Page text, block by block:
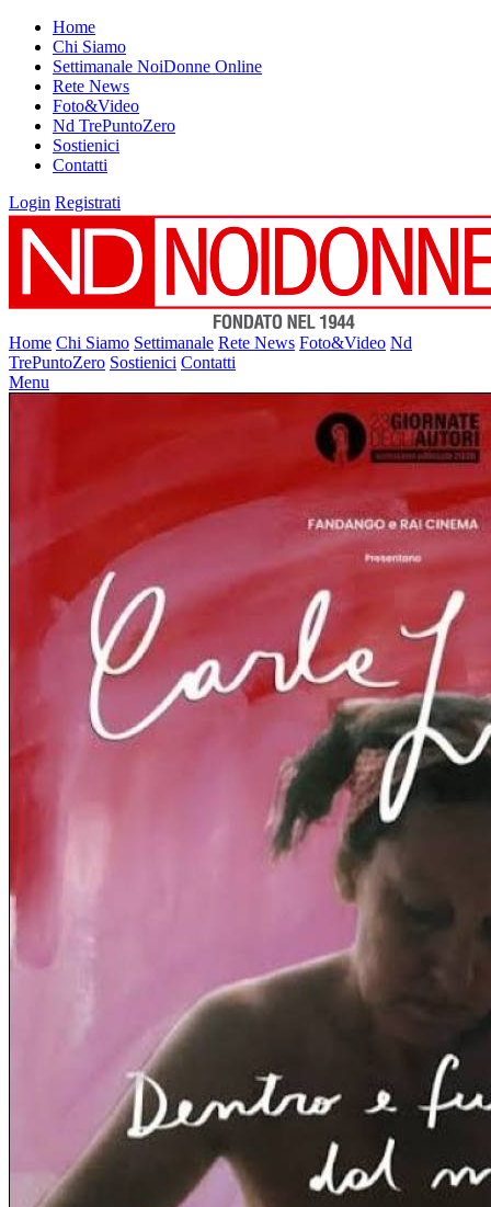
Home
Chi Siamo
Settimanale NoiDonne Online
Rete News
Foto&Video
Nd TrePuntoZero
Sostienici
Contatti
Login Registrati
Home Chi Siamo Settimanale Rete News Foto&Video Nd
TrePuntoZero Sostienici Contatti
Menu